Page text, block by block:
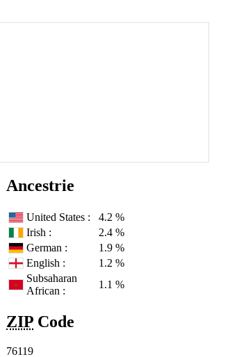
Ancestrie
United States :
4.2 %
Irish :
2.4 %
German :
1.9 %
English :
1.2 %
Subsaharan
African :
1.1 %
ZIP Code
76119